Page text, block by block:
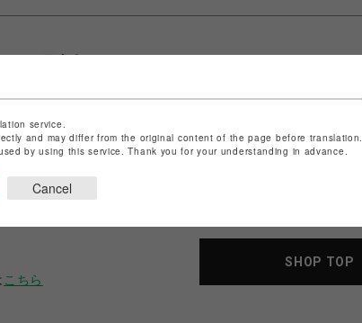
シェアする
こちら
SHOP TOP
service.
and may differ from the original content of the page before translation.
by using this service. Thank you for your understanding in advance.
Cancel